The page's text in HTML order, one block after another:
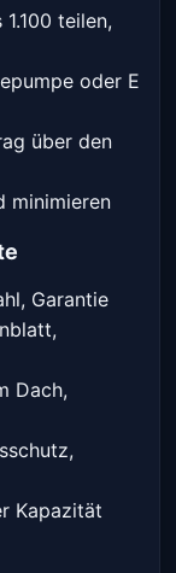
teilen,
oder E
über den
minimieren
Garantie
Dach,
Kapazität